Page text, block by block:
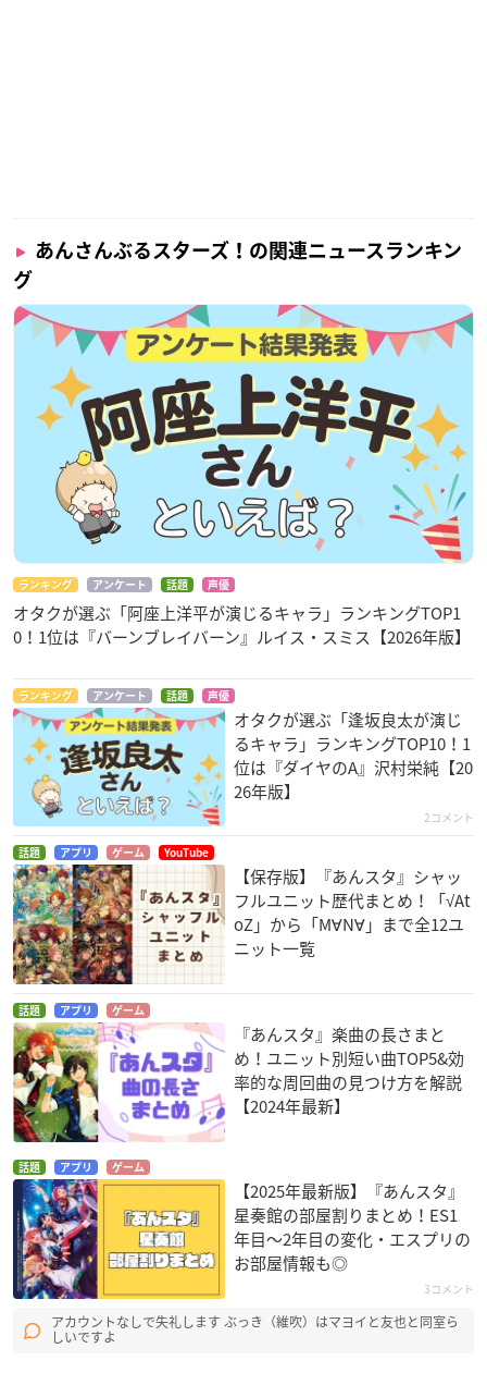
あんさんぶるスターズ！の関連ニュースランキン
グ
ランキング アンケート 話題 声優
オタクが選ぶ「阿座上洋平が演じるキャラ」ランキングTOP1
0！1位は『バーンブレイバーン』ルイス・スミス【2026年版】
ランキング アンケート 話題 声優
オタクが選ぶ「逢坂良太が演じ
るキャラ」ランキングTOP10！1
位は『ダイヤのA』沢村栄純【20
26年版】
2コメント
話題 アプリ ゲーム YouTube
【保存版】『あんスタ』シャッ
フルユニット歴代まとめ！「√At
oZ」から「M∀N∀」まで全12ユ
ニット一覧
話題 アプリ ゲーム
『あんスタ』楽曲の長さまと
め！ユニット別短い曲TOP5&効
率的な周回曲の見つけ方を解説
【2024年最新】
話題 アプリ ゲーム
【2025年最新版】『あんスタ』
星奏館の部屋割りまとめ！ES1
年目〜2年目の変化・エスプリの
お部屋情報も◎
3コメント
アカウントなしで失礼します ぶっき（維吹）はマヨイと友也と同室ら
しいですよ